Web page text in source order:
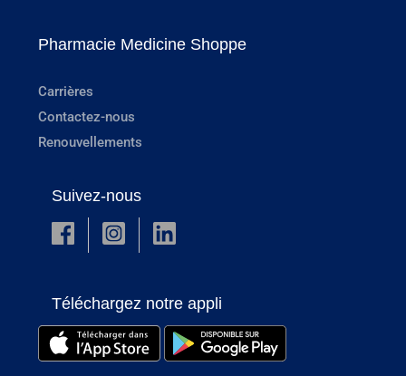
Pharmacie Medicine Shoppe
Carrières
Contactez-nous
Renouvellements
Suivez-nous
Téléchargez notre appli